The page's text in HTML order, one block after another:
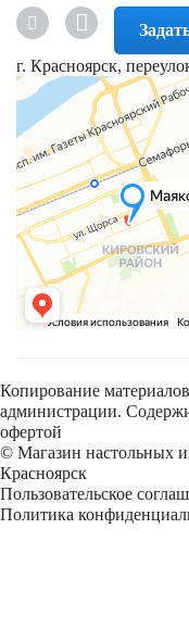
г. Красноярск,
Копирование
администрации.
офертой
© Магазин настольных
Красноярск
Пользовательское
Политика